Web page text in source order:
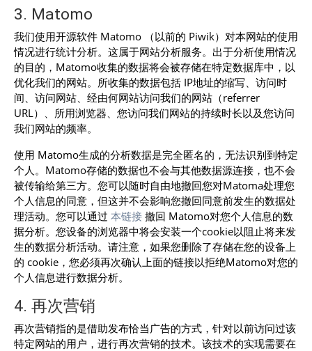
3. Matomo
我们使用开源软件 Matomo （以前的 Piwik）对本网站的使用
情况进行统计分析。这属于网站分析服务。出于分析使用情况
的目的，Matomo收集的数据将会被存储在特定数据库中，以
优化我们的网站。所收集的数据包括 IP地址的缩写、访问时
间、访问网站、经由何网站访问我们的网站（referrer
URL）、所用浏览器、您访问我们网站的持续时长以及您访问
我们网站的频率。
使用 Matomo生成的分析数据是完全匿名的，无法识别到特定
个人。Matomo存储的数据也不会与其他数据源连接，也不会
被传输给第三方。您可以随时自由地撤回您对Matoma处理您
个人信息的同意，但这并不会影响您撤回同意前发生的数据处
理活动。您可以通过 本链接 撤回 Matomo对您个人信息的数
据分析。您设备的浏览器中将会安装一个cookie以阻止将来发
生的数据分析活动。请注意，如果您删除了存储在您的设备上
的 cookie，您必须再次确认上面的链接以拒绝Matomo对您的
个人信息进行数据分析。
4. 再次营销
再次营销指的是借助发布恰当广告的方式，针对以前访问过该
特定网站的用户，进行再次营销的技术。该技术的实现需要在